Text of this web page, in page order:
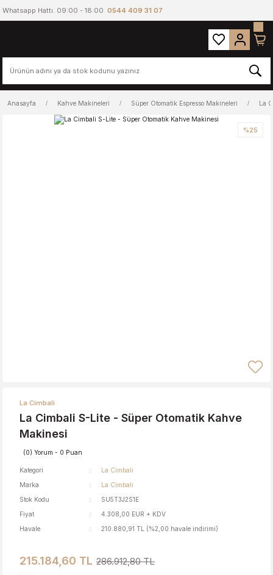
Whatsapp Hattı. 09:00 - 18:00 0544 409 31 07
Anasayfa Kahve Makineleri Süper Otomatik Espresso Makineleri La
%25
La Cimbali
La Cimbali S-Lite - Süper Otomatik Kahve
Makinesi
(0) Yorum - 0 Puan
Kategori
La Cimbali
Marka
La Cimbali
Stok Kodu
SU5T3J2S1E
Fiyat
4.308,00 EUR + KDV
Havale
210.880,91 TL (%2,00 havale indirimi)
215.184,60 TL 286.912,80 TL